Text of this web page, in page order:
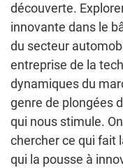
découverte.
innovante dans le
du secteur
entreprise de la
dynamiques du
genre de plongées
qui nous stimule.
chercher ce qui fait
qui la pousse à